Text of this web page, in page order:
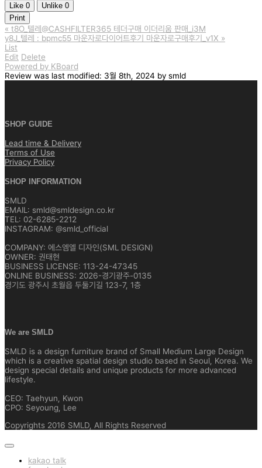
Like 0 Unlike 0
Print
« t8O_텔레@CASHFILTER365 테더구매 이더리움 판매_i3M
y8J_텔레 : bpmc55 마운자로다이어트후기 마운자로구매후기_v1X »
List
Edit Delete
Powered by KBoard
Review was last modified: 3월 8th, 2024 by smld
SHOP GUIDE
Lead time & Delivery
Terms of Use
Privacy Policy
SHOP INFORMATION
SMLD
EMAIL: smld@smldesign.co.kr
TEL: 02-6285-2212
INSTAGRAM: @smld_official
COMPANY: 에스엠엘 디자인(SML DESIGN)
OWNER: 권태현
BUSINESS LICENSE: 113-24-47345
ONLINE BUSINESS: 2026-경기광주-0135
경기도 광주시 초월읍 두둘기길 123-7, 1층
We are SMLD
SMLD is a design furniture brand of Small Medium Large Design
which is a creative spatial design studio based in Seoul, Korea. We
design special details and unique products for more advanced
lifestyle.
CEO: Taehyun, Kwon
CPO: Seyoung, Lee
Copyrights 2016 SMLD, All Rights Reserved
kakao talk